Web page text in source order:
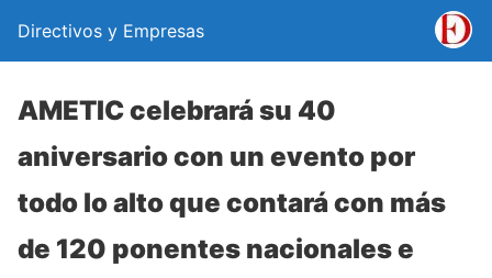
Directivos y Empresas
AMETIC celebrará su 40
aniversario con un evento por
todo lo alto que contará con más
de 120 ponentes nacionales e